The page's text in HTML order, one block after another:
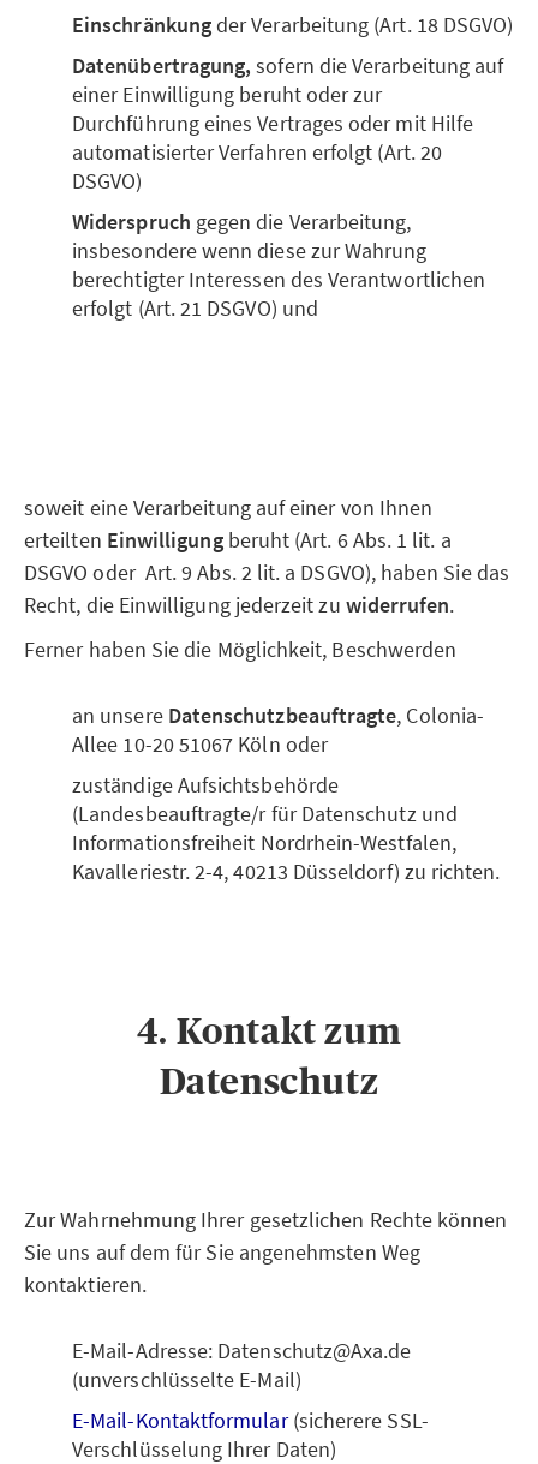
Einschränkungder Verarbeitung (Art. 18 DSGVO)
Datenübertragung,sofern die Verarbeitung auf
einer Einwilligung beruht oder zur
Durchführung eines Vertrages oder mit Hilfe
automatisierter Verfahren erfolgt (Art. 20
DSGVO)
Widerspruch gegen die Verarbeitung,
insbesondere wenn diese zur Wahrung
berechtigter Interessen des Verantwortlichen
erfolgt (Art. 21 DSGVO) und
soweit eine Verarbeitung auf einer von Ihnen
erteilten Einwilligungberuht (Art. 6 Abs. 1 lit. a
DSGVO oder Art. 9 Abs. 2 lit. a DSGVO), haben Sie das
Recht, die Einwilligung jederzeit zu widerrufen.
Ferner haben Sie die Möglichkeit, Beschwerden
an unsere Datenschutzbeauftragte, Colonia-
Allee 10-20 51067 Köln oder
zuständige Aufsichtsbehörde
(Landesbeauftragte/r für Datenschutz und
Informationsfreiheit Nordrhein-Westfalen,
Kavalleriestr. 2-4, 40213 Düsseldorf) zu richten.
4. Kontakt zum
Datenschutz
Zur Wahrnehmung Ihrer gesetzlichen Rechte können
Sie uns auf dem für Sie angenehmsten Weg
kontaktieren.
E-Mail-Adresse: Datenschutz@Axa.de
(unverschlüsselte E-Mail)
E-Mail-Kontaktformular(sicherere SSL-
Verschlüsselung Ihrer Daten)